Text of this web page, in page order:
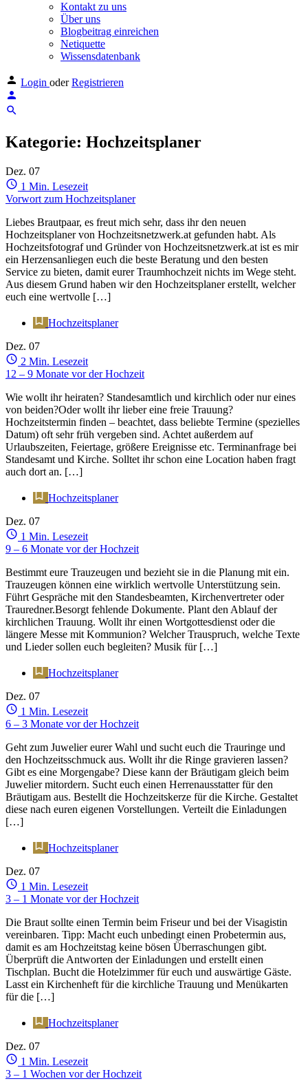
Kontakt zu uns
Über uns
Blogbeitrag einreichen
Netiquette
Wissensdatenbank
Login oder Registrieren
Kategorie: Hochzeitsplaner
Dez. 07
1 Min. Lesezeit
Vorwort zum Hochzeitsplaner
Liebes Brautpaar, es freut mich sehr, dass ihr den neuen
Hochzeitsplaner von Hochzeitsnetzwerk.at gefunden habt. Als
Hochzeitsfotograf und Gründer von Hochzeitsnetzwerk.at ist es mir
ein Herzensanliegen euch die beste Beratung und den besten
Service zu bieten, damit eurer Traumhochzeit nichts im Wege steht.
Aus diesem Grund haben wir den Hochzeitsplaner erstellt, welcher
euch eine wertvolle […]
Hochzeitsplaner
Dez. 07
2 Min. Lesezeit
12 – 9 Monate vor der Hochzeit
Wie wollt ihr heiraten? Standesamtlich und kirchlich oder nur eines
von beiden?Oder wollt ihr lieber eine freie Trauung?
Hochzeitstermin finden – beachtet, dass beliebte Termine (spezielles
Datum) oft sehr früh vergeben sind. Achtet außerdem auf
Urlaubszeiten, Feiertage, größere Ereignisse etc. Terminanfrage bei
Standesamt und Kirche. Solltet ihr schon eine Location haben fragt
auch dort an. […]
Hochzeitsplaner
Dez. 07
1 Min. Lesezeit
9 – 6 Monate vor der Hochzeit
Bestimmt eure Trauzeugen und bezieht sie in die Planung mit ein.
Trauzeugen können eine wirklich wertvolle Unterstützung sein.
Führt Gespräche mit den Standesbeamten, Kirchenvertreter oder
Trauredner.Besorgt fehlende Dokumente. Plant den Ablauf der
kirchlichen Trauung. Wollt ihr einen Wortgottesdienst oder die
längere Messe mit Kommunion? Welcher Trauspruch, welche Texte
und Lieder sollen euch begleiten? Musik für […]
Hochzeitsplaner
Dez. 07
1 Min. Lesezeit
6 – 3 Monate vor der Hochzeit
Geht zum Juwelier eurer Wahl und sucht euch die Trauringe und
den Hochzeitsschmuck aus. Wollt ihr die Ringe gravieren lassen?
Gibt es eine Morgengabe? Diese kann der Bräutigam gleich beim
Juwelier mitordern. Sucht euch einen Herrenausstatter für den
Bräutigam aus. Bestellt die Hochzeitskerze für die Kirche. Gestaltet
diese nach euren eigenen Vorstellungen. Verteilt die Einladungen
[…]
Hochzeitsplaner
Dez. 07
1 Min. Lesezeit
3 – 1 Monate vor der Hochzeit
Die Braut sollte einen Termin beim Friseur und bei der Visagistin
vereinbaren. Tipp: Macht euch unbedingt einen Probetermin aus,
damit es am Hochzeitstag keine bösen Überraschungen gibt.
Überprüft die Antworten der Einladungen und erstellt einen
Tischplan. Bucht die Hotelzimmer für euch und auswärtige Gäste.
Lasst ein Kirchenheft für die kirchliche Trauung und Menükarten
für die […]
Hochzeitsplaner
Dez. 07
1 Min. Lesezeit
3 – 1 Wochen vor der Hochzeit